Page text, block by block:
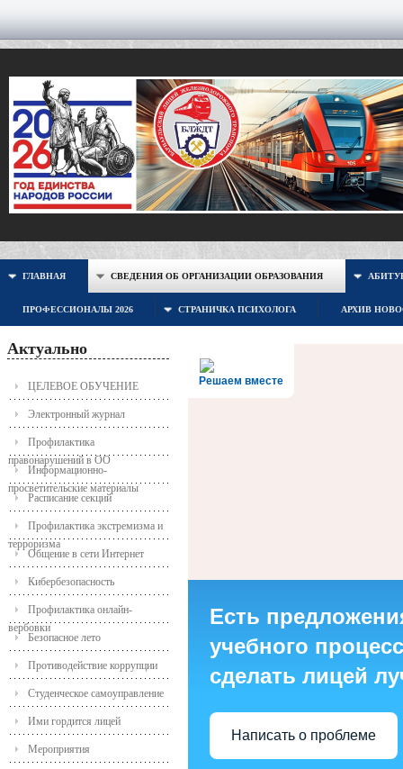
ГЛАВНАЯ СВЕДЕНИЯ ОБ ОРГАНИЗАЦИИ ОБРАЗОВАНИЯ
ПРОФЕССИОНАЛЫ 2026 СТРАНИЧКА ПСИХОЛОГА АРХИВ
Актуально
ЦЕЛЕВОЕ ОБУЧЕНИЕ
Электронный журнал
Профилактика
правонарушений в ОО
Информационно-
просветительские материалы
Расписание секций
Профилактика экстремизма и
терроризма
Общение в сети Интернет
Кибербезопасность
Профилактика онлайн-
вербовки
Безопасное лето
Противодействие коррупции
Студенческое самоуправление
Ими гордится лицей
Мероприятия
Решаем вместе
Есть
учебного
сделать лицей
Написать о проблеме